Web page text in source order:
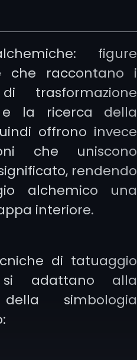
figure
che raccontano i
trasformazione
e la ricerca della
offrono invece
che uniscono
rendendo
alchemico una
interiore.
di tatuaggio
adattano alla
della simbologia